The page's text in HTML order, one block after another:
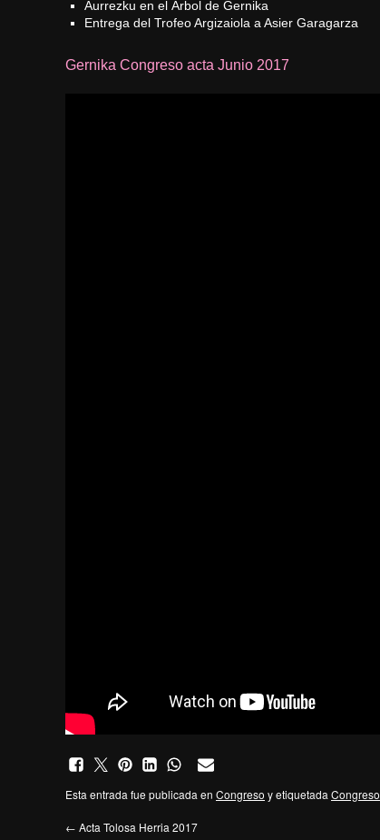
Aurrezku en el Árbol de Gernika
Entrega del Trofeo Argizaiola a Asier Garagarza
Gernika Congreso acta Junio 2017
Esta entrada fue publicada en Congreso y etiquetada Congreso
← Acta Tolosa Herria 2017